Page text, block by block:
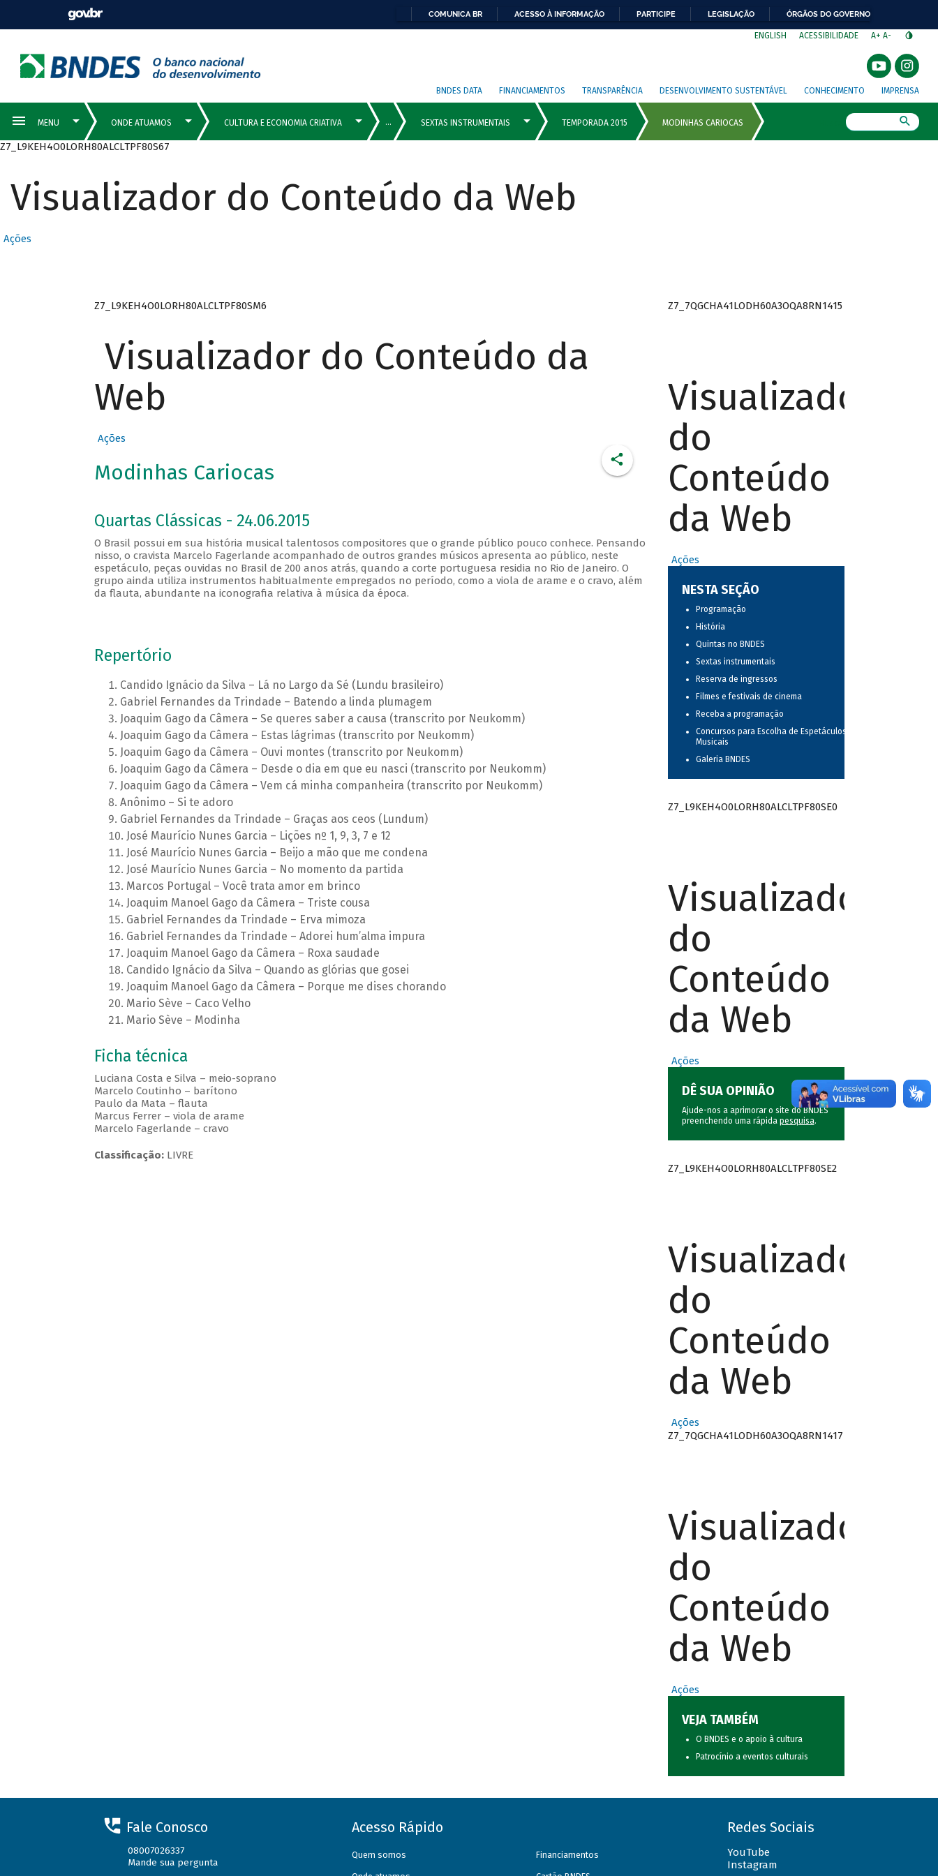
COMUNICA BR ACESSO À INFORMAÇÃO PARTICIPE LEGISLAÇÃO ÓRGÃOS DO GOVERNO
ENGLISH ACESSIBILIDADE A+ A-
BNDES DATA FINANCIAMENTOS TRANSPARÊNCIA DESENVOLVIMENTO SUSTENTÁVEL CONHECIMENTO IMPRENSA
Z7_L9KEH4O0LORH80ALCLTPF80S67
Visualizador do Conteúdo da Web
Ações
Z7_L9KEH4O0LORH80ALCLTPF80SM6
Visualizador do Conteúdo da
Web
Ações
Modinhas Cariocas
Quartas Clássicas - 24.06.2015
O Brasil possui em sua história musical talentosos compositores que o grande público pouco conhece. Pensando
nisso, o cravista Marcelo Fagerlande acompanhado de outros grandes músicos apresenta ao público, neste
espetáculo, peças ouvidas no Brasil de 200 anos atrás, quando a corte portuguesa residia no Rio de Janeiro. O
grupo ainda utiliza instrumentos habitualmente empregados no período, como a viola de arame e o cravo, além
da flauta, abundante na iconografia relativa à música da época.
Repertório
Candido Ignácio da Silva – Lá no Largo da Sé (Lundu brasileiro)
Gabriel Fernandes da Trindade – Batendo a linda plumagem
Joaquim Gago da Câmera – Se queres saber a causa (transcrito por Neukomm)
Joaquim Gago da Câmera – Estas lágrimas (transcrito por Neukomm)
Joaquim Gago da Câmera – Ouvi montes (transcrito por Neukomm)
Joaquim Gago da Câmera – Desde o dia em que eu nasci (transcrito por Neukomm)
Joaquim Gago da Câmera – Vem cá minha companheira (transcrito por Neukomm)
Anônimo – Si te adoro
Gabriel Fernandes da Trindade – Graças aos ceos (Lundum)
José Maurício Nunes Garcia – Lições nº 1, 9, 3, 7 e 12
José Maurício Nunes Garcia – Beijo a mão que me condena
José Maurício Nunes Garcia – No momento da partida
Marcos Portugal – Você trata amor em brinco
Joaquim Manoel Gago da Câmera – Triste cousa
Gabriel Fernandes da Trindade – Erva mimoza
Gabriel Fernandes da Trindade – Adorei hum’alma impura
Joaquim Manoel Gago da Câmera – Roxa saudade
Candido Ignácio da Silva – Quando as glórias que gosei
Joaquim Manoel Gago da Câmera – Porque me dises chorando
Mario Sève – Caco Velho
Mario Sève – Modinha
Ficha técnica
Luciana Costa e Silva – meio-soprano
Marcelo Coutinho – barítono
Paulo da Mata – flauta
Marcus Ferrer – viola de arame
Marcelo Fagerlande – cravo
Classificação:LIVRE
Z7_7QGCHA41LODH60A3OQA8RN1415
Visualizador
do
Conteúdo
da Web
Ações
NESTA SEÇÃO
Programação
História
Quintas no BNDES
Sextas instrumentais
Reserva de ingressos
Filmes e festivais de cinema
Receba a programação
Concursos para Escolha de Espetáculos
Musicais
Galeria BNDES
Z7_L9KEH4O0LORH80ALCLTPF80SE0
Visualizador
do
Conteúdo
da Web
Ações
DÊ SUA OPINIÃO
Ajude-nos a aprimorar o site do BNDES
preenchendo uma rápida pesquisa.
Z7_L9KEH4O0LORH80ALCLTPF80SE2
Visualizador
do
Conteúdo
da Web
Ações
Z7_7QGCHA41LODH60A3OQA8RN1417
Visualizador
do
Conteúdo
da Web
Ações
VEJA TAMBÉM
O BNDES e o apoio à cultura
Patrocínio a eventos culturais
Fale Conosco
08007026337
Mande sua pergunta
Acesso Rápido
Quem somos Financiamentos
Redes Sociais
YouTube
Instagram